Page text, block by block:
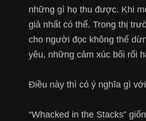
những gì họ thu được. Khi
giả nhất có thể. Trong thị
cho người đọc không thể
yêu, những cảm xúc bối rối
Điều này thì có ý nghĩa gì
“Whacked in the Stacks”